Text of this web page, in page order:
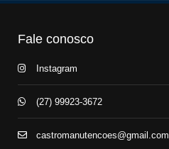
Fale conosco
Instagram
(27) 99923-3672
castromanutencoes@gmail.com